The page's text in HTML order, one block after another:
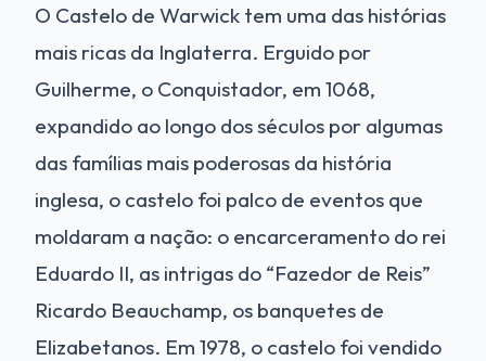
O Castelo de Warwick tem uma das histórias
mais ricas da Inglaterra. Erguido por
Guilherme, o Conquistador, em 1068,
expandido ao longo dos séculos por algumas
das famílias mais poderosas da história
inglesa, o castelo foi palco de eventos que
moldaram a nação: o encarceramento do rei
Eduardo II, as intrigas do “Fazedor de Reis”
Ricardo Beauchamp, os banquetes de
Elizabetanos. Em 1978, o castelo foi vendido